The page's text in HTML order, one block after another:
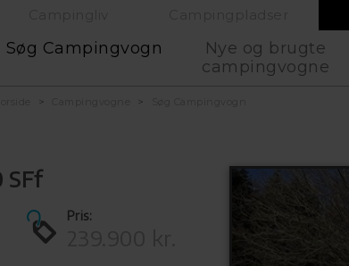
Søg Campingvogn
Nye og brugte
campingvogne
SFf
Pris: